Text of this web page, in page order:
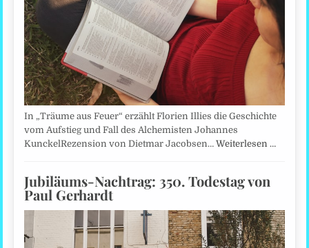
In „Träume aus Feuer“ erzählt Florien Illies die Geschichte
vom Aufstieg und Fall des Alchemisten Johannes
KunckelRezension von Dietmar Jacobsen…Weiterlesen …
Jubiläums-Nachtrag: 350. Todestag von
Paul Gerhardt